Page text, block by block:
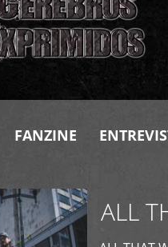
FANZINE
ALL